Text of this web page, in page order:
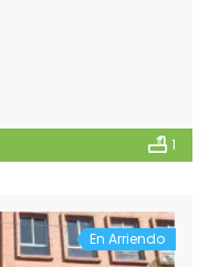
1
En Arriendo